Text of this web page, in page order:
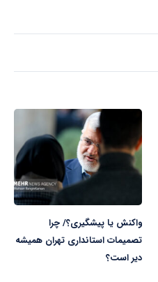
واکنش یا پیشگیری؟/ چرا
تصمیمات استانداری تهران همیشه
دیر است؟